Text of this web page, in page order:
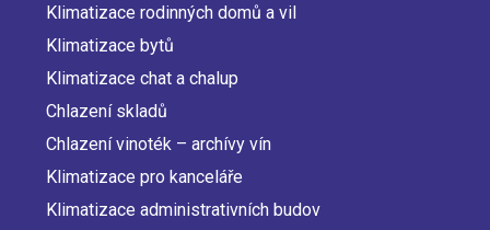
Main
navigation
Klimatizace rodinných domů a vil
Klimatizace bytů
Klimatizace chat a chalup
Chlazení skladů
Chlazení vinoték – archívy vín
Klimatizace pro kanceláře
Klimatizace administrativních budov